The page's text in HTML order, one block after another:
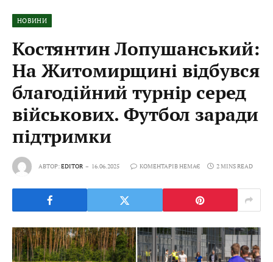
НОВИНИ
Костянтин Лопушанський:
На Житомирщині відбувся
благодійний турнір серед
військових. Футбол заради
підтримки
АВТОР:EDITOR 16.06.2025 КОМЕНТАРІВ НЕМАЄ 2 MINS READ